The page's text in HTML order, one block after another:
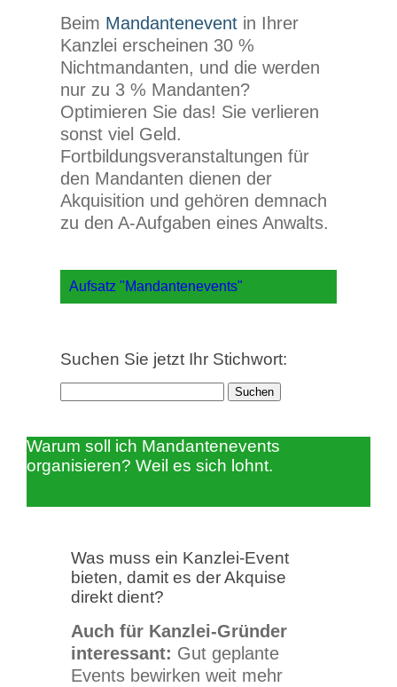
Beim Mandantenevent in Ihrer
Kanzlei erscheinen 30 %
Nichtmandanten, und die werden
nur zu 3 % Mandanten?
Optimieren Sie das! Sie verlieren
sonst viel Geld.
Fortbildungsveranstaltungen für
den Mandanten dienen der
Akquisition und gehören demnach
zu den A-Aufgaben eines Anwalts.
Aufsatz "Mandantenevents"
Suchen Sie jetzt Ihr Stichwort:
nach:
Warum soll ich Mandantenevents
organisieren? Weil es sich lohnt.
Was muss ein Kanzlei-Event
bieten, damit es der Akquise
direkt dient?
Auch für Kanzlei-Gründer
interessant: Gut geplante
Events bewirken weit mehr